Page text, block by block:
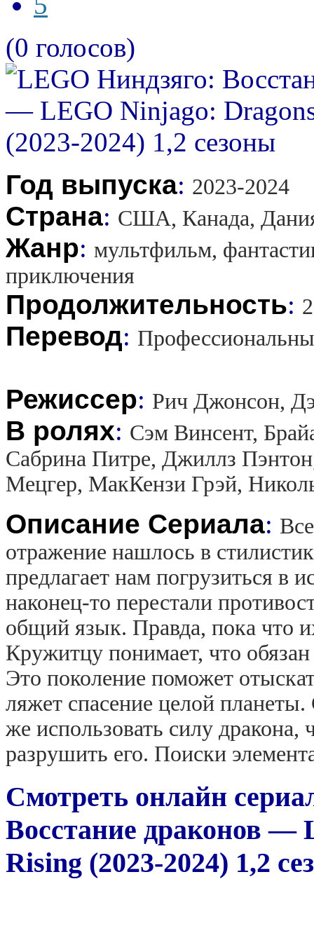
(0 голосов)
Год выпуска: 2023-2024
Страна: США, Канада,
Жанр: мультфильм,
приключения
Продолжительность:
Перевод:
Режиссер: Рич Джонсон,
В ролях: Сэм Винсент,
Сабрина Питре, Джиллз
Мецгер, МакКензи Грэй,
Описание Сериала:
отражение нашлось в
предлагает нам погрузиться в
наконец-то перестали
общий язык. Правда, пока что
Кружитцу понимает, что
Это поколение поможет
ляжет спасение целой
же использовать силу
разрушить его. Поиски
Смотреть онлайн
Восстание драконов —
Rising (2023-2024) 1,2